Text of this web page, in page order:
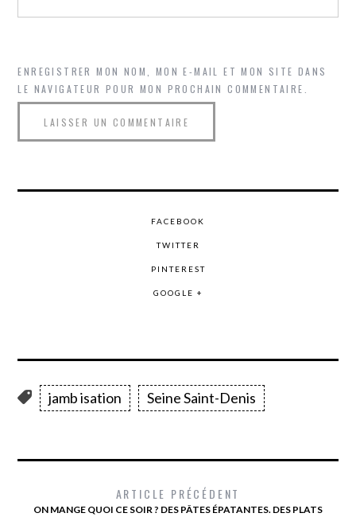
ENREGISTRER MON NOM, MON E-MAIL ET MON SITE DANS
LE NAVIGATEUR POUR MON PROCHAIN COMMENTAIRE.
FACEBOOK
TWITTER
PINTEREST
GOOGLE +
jamb isation Seine Saint-Denis
ARTICLE PRÉCÉDENT
ON MANGE QUOI CE SOIR ? DES PÂTES ÉPATANTES. DES PLATS